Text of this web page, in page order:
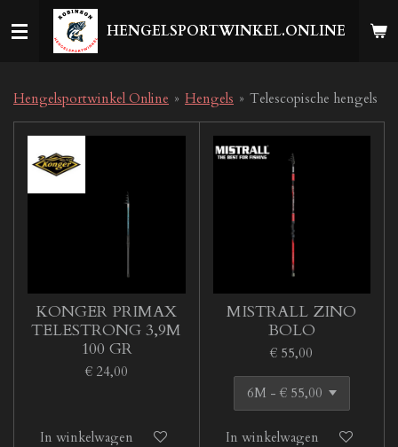
direct
hoofdinhoud
HENGELSPORTWINKEL.ONLINE
Hengelsportwinkel Online » Hengels » Telescopische hengels
KONGER PRIMAX
TELESTRONG 3,9M
100 GR
€ 24,00
In winkelwagen
MISTRALL ZINO
BOLO
€ 55,00
In winkelwagen